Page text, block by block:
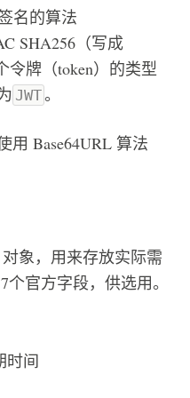
名的算法
SHA256（写成
令牌（token）的类型
JWT。
用 Base64URL 算法
对象，用来存放实际需
官方字段，供选用。
时间